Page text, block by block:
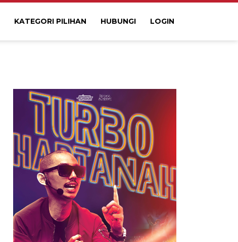
KATEGORI PILIHAN HUBUNGI LOGIN